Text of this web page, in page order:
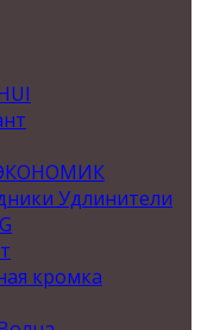
ЭКОНОМИК
Удлинители
кромка